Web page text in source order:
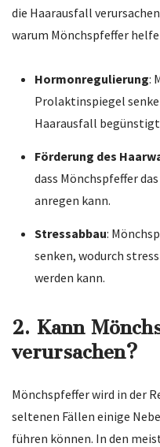
die Haarausfall
warum Mönchspfeffer
Hormonregulierung:
Prolaktinspiegel
Haarausfall
Förderung des
dass Mönchspfeffer
anregen kann.
Stressabbau:
senken, wodurch
werden kann.
2. Kann
verursachen?
Mönchspfeffer wird in der
seltenen Fällen einige
führen können. In den